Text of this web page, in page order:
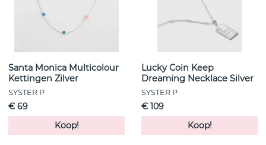
Santa Monica Multicolour
Kettingen Zilver
SYSTER P
€ 69
Koop!
Lucky Coin Keep
Dreaming Necklace Silver
SYSTER P
€ 109
Koop!